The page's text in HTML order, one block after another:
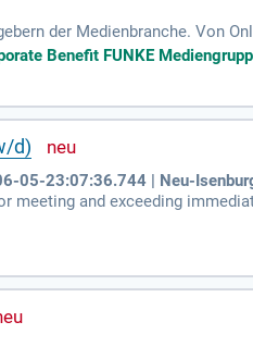
der Medienbranche. Von
und Genres ist einzigartig in
Benefit FUNKE
d)
05-23:07:36.744 | Neu-
meeting and exceeding
updates).